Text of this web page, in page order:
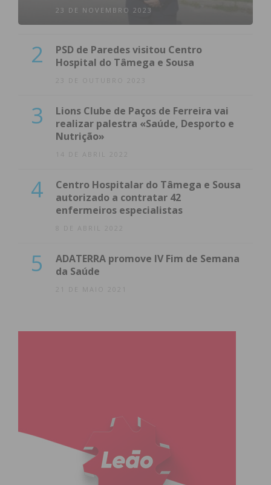
23 DE NOVEMBRO 2023
2
PSD de Paredes visitou Centro
Hospital do Tâmega e Sousa
23 DE OUTUBRO 2023
3
Lions Clube de Paços de Ferreira vai
realizar palestra «Saúde, Desporto e
Nutrição»
14 DE ABRIL 2022
4
Centro Hospitalar do Tâmega e Sousa
autorizado a contratar 42
enfermeiros especialistas
8 DE ABRIL 2022
5
ADATERRA promove IV Fim de Semana
da Saúde
21 DE MAIO 2021